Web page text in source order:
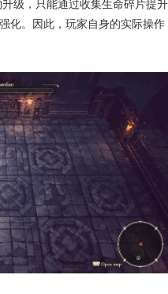
级，只能通过收集生命碎片提升
化。因此，玩家自身的实际操作